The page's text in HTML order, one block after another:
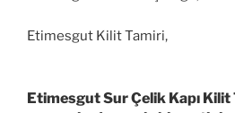
Etimesgut Kilit Tamiri,
Etimesgut Sur Çelik Kapı Kilit